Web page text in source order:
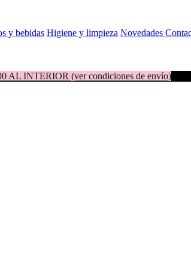
y bebidas Higiene y limpieza Novedades
INTERIOR (ver condiciones de envío)